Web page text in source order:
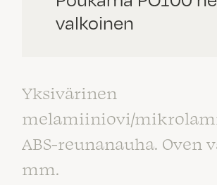
valkoinen
Yksivärinen
melamiiniovi/
ABS-reunanauha. Oven
mm.